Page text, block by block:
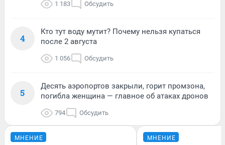
1 183 Обсудить
4
Кто тут воду мутит? Почему нельзя купаться
после 2 августа
1 056 Обсудить
5
Десять аэропортов закрыли, горит промзона,
погибла женщина — главное об атаках дронов
794 Обсудить
МНЕНИЕ МНЕНИЕ